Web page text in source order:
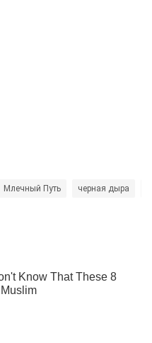
Млечный Путь черная дыра